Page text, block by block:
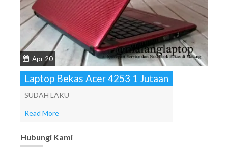
Apr 20
Laptop Bekas Acer 4253 1 Jutaan
SUDAH LAKU
Read More
Hubungi Kami